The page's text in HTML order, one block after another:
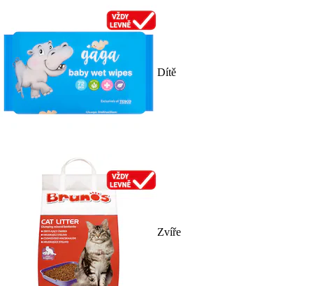
Dítě
Zvíře